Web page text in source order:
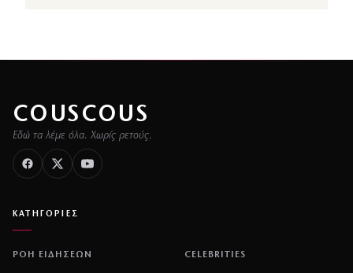
COUSCOUS
Εδώ τα λέμε όλα. Χωρίς ρετούς.
ΚΑΤΗΓΟΡΙΕΣ
ΡΟΗ ΕΙΔΗΣΕΩΝ CELEBRITIES